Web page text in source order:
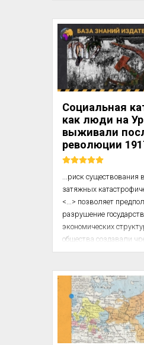
Арундела, Дерби и
Джеймс Крофт был
советником в 1566,
1601 году: оба они
согласными признать
верховенство над
королева подбирает
кандидатов из числа
которые смогут по...
Социальная
как люди на
выживали
революции
...риск существования
затяжных
<...> позволяет
разрушение
экономических
общества создавали
многообразные
неизбежно всплывает
классификации
существование.
Первую, насколько
попытку разработать